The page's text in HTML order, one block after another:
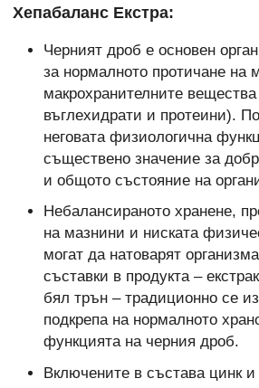
Хепабаланс Екстра:
Черният дроб е основен
за нормалното протичане на
макрохранителните
въглехидрати и протеини).
неговата физиологична
съществено значение за
и общото състояние на
Небалансираното хранене,
на мазнини и ниската
могат да натоварят
съставки в продукта –
бял трън – традиционно се
подкрепа на нормалното
функцията на черния дроб.
Включените в състава цинк